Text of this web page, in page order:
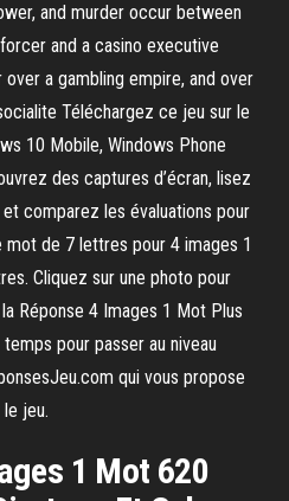
and murder occur between
and a casino executive
a gambling empire, and over
Téléchargez ce jeu sur le
10 Mobile, Windows Phone
des captures d’écran, lisez
comparez les évaluations pour
de 7 lettres pour 4 images 1
Cliquez sur une photo pour
Réponse 4 Images 1 Mot Plus
pour passer au niveau
qui vous propose
jeu.
1 Mot 620